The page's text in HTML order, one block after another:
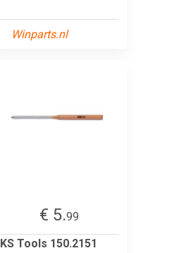
Winparts.nl
€ 5.99
KS Tools 150.2151